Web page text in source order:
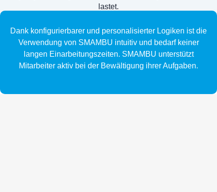
lastet.
Dank konfigurierbarer und personalisierter Logiken ist die
Verwendung von SMAMBU intuitiv und bedarf keiner
langen Einarbeitungszeiten. SMAMBU unterstützt
Mitarbeiter aktiv bei der Bewältigung ihrer Aufgaben.